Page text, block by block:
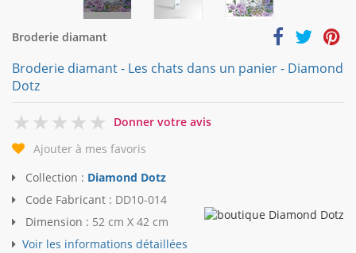
Broderie diamant
Broderie diamant - Les chats dans un panier - Diamond
Dotz
0
Donner votre avis
Ajouter à mes favoris
Collection : Diamond Dotz
Code Fabricant : DD10-014
Dimension : 52 cm X 42 cm
Voir les informations détaillées